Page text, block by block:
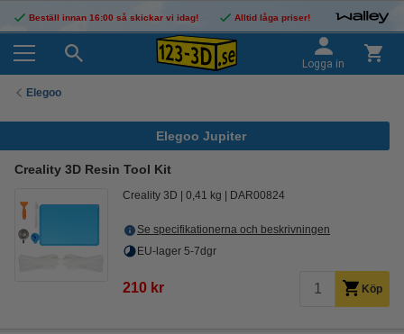
Beställ innan 16:00 så skickar vi idag! Alltid låga priser!
Logga in
Elegoo
Elegoo Jupiter
Creality 3D Resin Tool Kit
Creality 3D 0,41 kg DAR00824
Se specifikationerna och beskrivningen
EU-lager 5-7dgr
210 kr Köp